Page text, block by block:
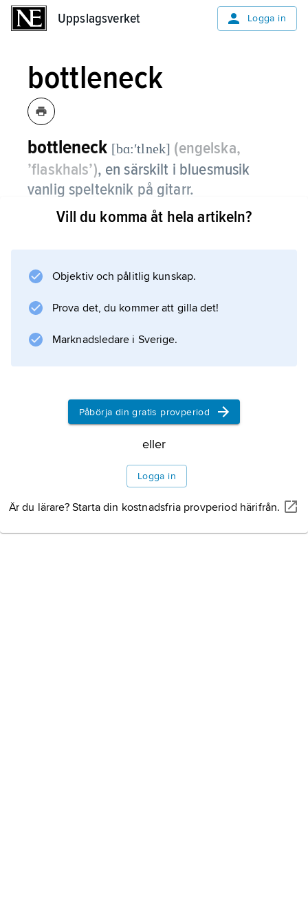
Uppslagsverket Logga in
bottleneck
bottleneck [bɑ:ʹtlnek] (engelska,
’flaskhals’), en särskilt i bluesmusik
vanlig spelteknik på gitarr.
Tonen intoneras genom att en flaskhals eller
slide guitar
Vill du komma åt hela artikeln?
Objektiv och pålitlig kunskap.
Prova det, du kommer att gilla det!
Marknadsledare i Sverige.
Påbörja din gratis provperiod
eller
Logga in
Är du lärare? Starta din kostnadsfria provperiod härifrån.